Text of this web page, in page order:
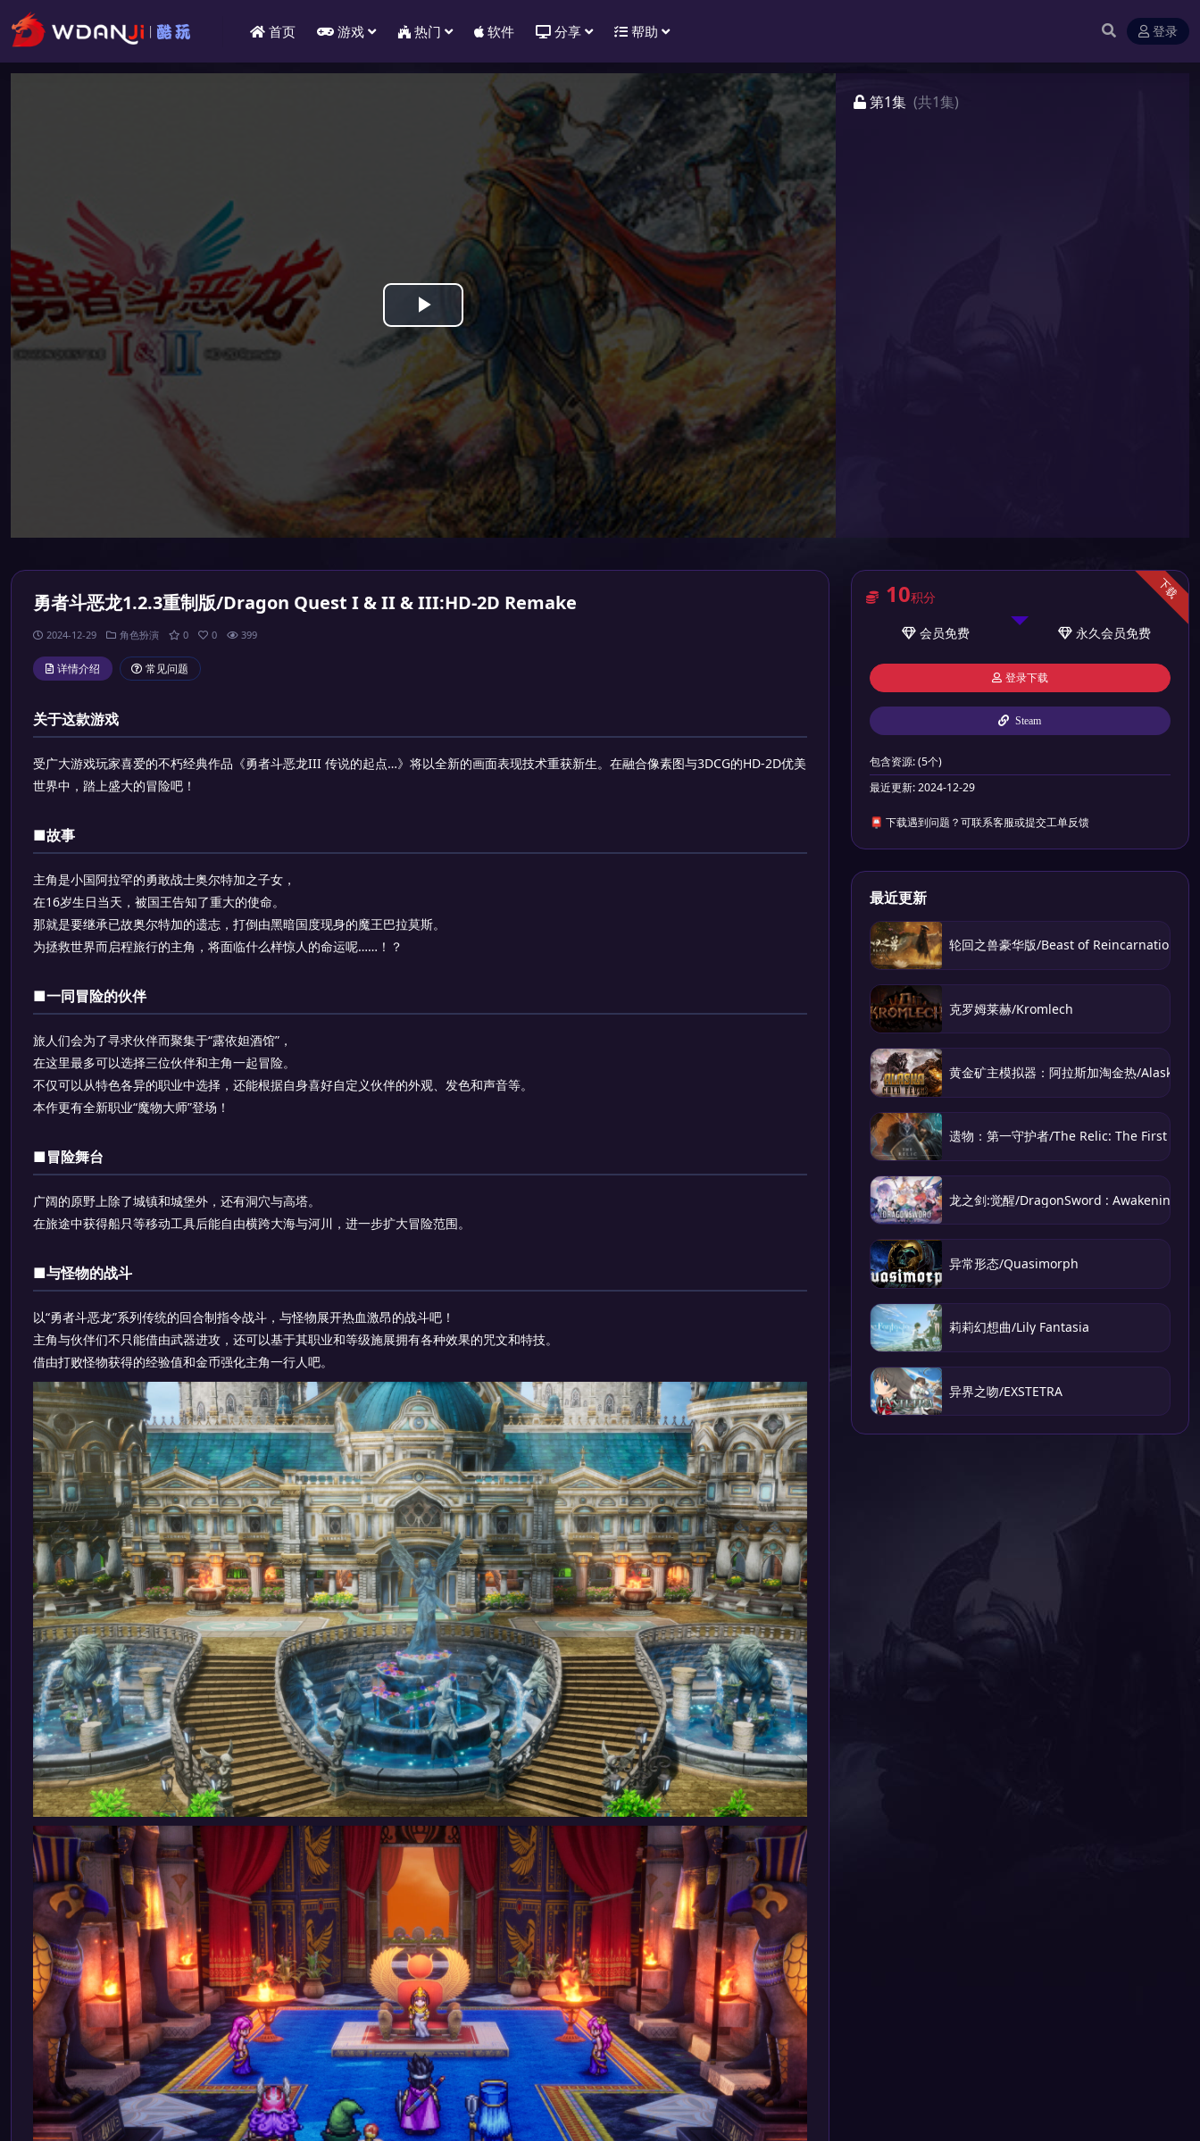
首页 游戏 热门 软件 分享 帮助 登录
Play
Video
第1集 (共1集)
勇者斗恶龙1.2.3重制版/Dragon Quest I & II & III:HD-2D Remake
2024-12-29 角色扮演 0 0 399
详情介绍 常见问题
关于这款游戏
受广大游戏玩家喜爱的不朽经典作品《勇者斗恶龙III 传说的起点…》将以全新的画面表现技术重获新生。在融合像素图与3DCG的HD-2D优美
世界中，踏上盛大的冒险吧！
■故事
主角是小国阿拉罕的勇敢战士奥尔特加之子女，
在16岁生日当天，被国王告知了重大的使命。
那就是要继承已故奥尔特加的遗志，打倒由黑暗国度现身的魔王巴拉莫斯。
为拯救世界而启程旅行的主角，将面临什么样惊人的命运呢……！？
■一同冒险的伙伴
旅人们会为了寻求伙伴而聚集于“露依妲酒馆”，
在这里最多可以选择三位伙伴和主角一起冒险。
不仅可以从特色各异的职业中选择，还能根据自身喜好自定义伙伴的外观、发色和声音等。
本作更有全新职业“魔物大师”登场！
■冒险舞台
广阔的原野上除了城镇和城堡外，还有洞穴与高塔。
在旅途中获得船只等移动工具后能自由横跨大海与河川，进一步扩大冒险范围。
■与怪物的战斗
以“勇者斗恶龙”系列传统的回合制指令战斗，与怪物展开热血激昂的战斗吧！
主角与伙伴们不只能借由武器进攻，还可以基于其职业和等级施展拥有各种效果的咒文和特技。
借由打败怪物获得的经验值和金币强化主角一行人吧。
下载
10积分
会员免费 永久会员免费
登录下载
Steam
包含资源:(5个)
最近更新:2024-12-29
📮 下载遇到问题？可联系客服或提交工单反馈
最近更新
轮回之兽豪华版/Beast of Reincarnation –
克罗姆莱赫/Kromlech
黄金矿主模拟器：阿拉斯加淘金热/Alaska
遗物：第一守护者/The Relic: The First
龙之剑:觉醒/DragonSword : Awakening
异常形态/Quasimorph
莉莉幻想曲/Lily Fantasia
异界之吻/EXSTETRA